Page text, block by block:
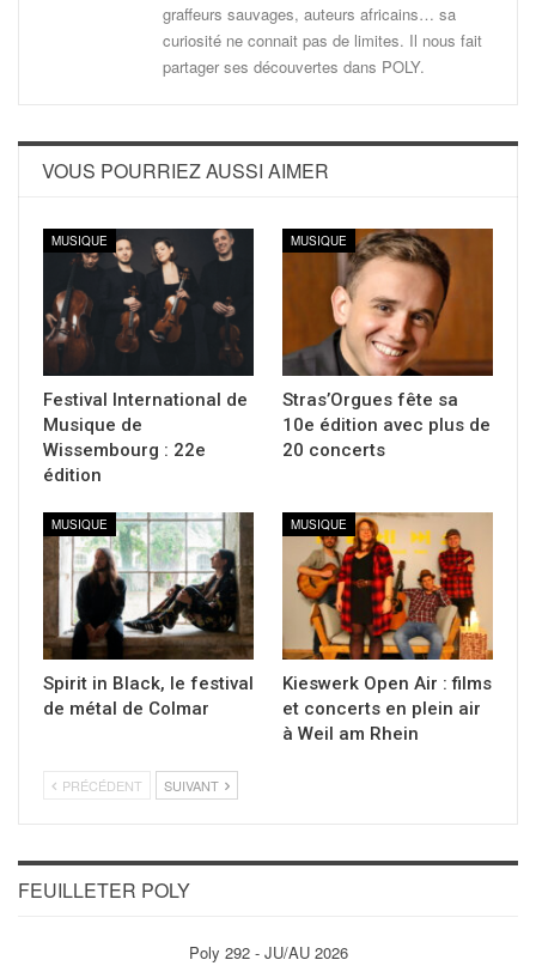
graffeurs sauvages, auteurs africains… sa
curiosité ne connait pas de limites. Il nous fait
partager ses découvertes dans POLY.
VOUS POURRIEZ AUSSI AIMER
MUSIQUE
Festival International de
Musique de
Wissembourg : 22e
édition
MUSIQUE
Stras’Orgues fête sa
10e édition avec plus de
20 concerts
MUSIQUE
Spirit in Black, le festival
de métal de Colmar
MUSIQUE
Kieswerk Open Air : films
et concerts en plein air
à Weil am Rhein
PRÉCÉDENT SUIVANT
FEUILLETER POLY
Poly 292 - JU/AU 2026